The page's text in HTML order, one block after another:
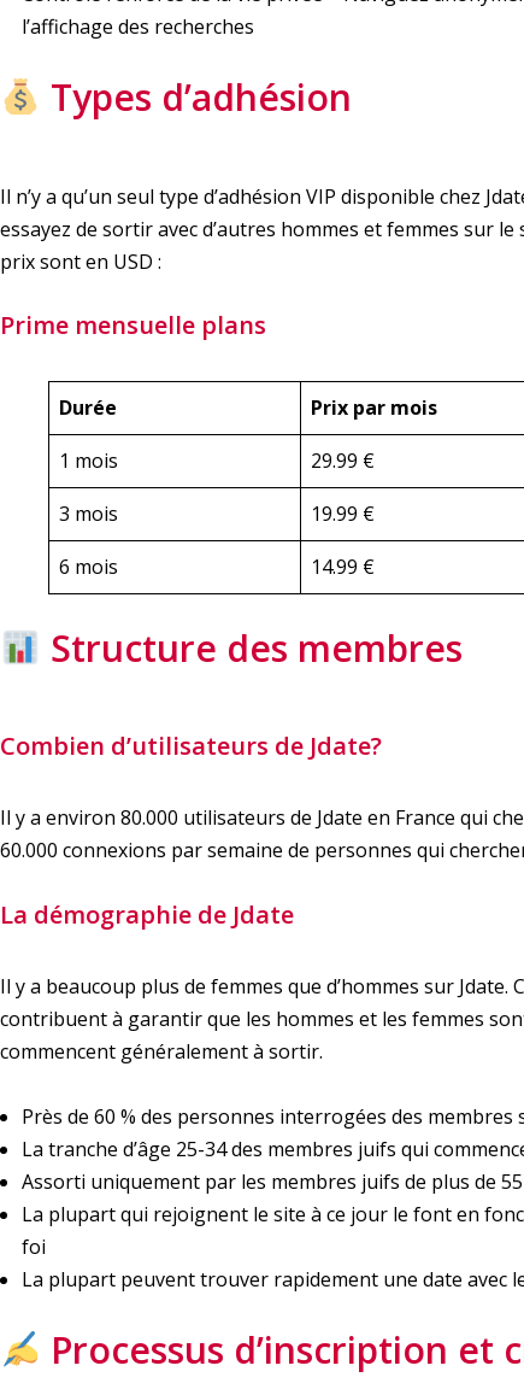
l’affichage des recherches
Types d’adhésion
Il n’y a qu’un seul type d’adhésion VIP disponible chez
essayez de sortir avec d’autres hommes et femmes sur
prix sont en USD :
Prime mensuelle plans
Durée Prix par mois
1 mois
29.99 €
3 mois
19.99 €
6 mois
14.99 €
Structure des membres
Combien d’utilisateurs de Jdate?
Il y a environ 80.000 utilisateurs de Jdate en France qui
60.000 connexions par semaine de personnes qui
La démographie de Jdate
Il y a beaucoup plus de femmes que d’hommes sur
contribuent à garantir que les hommes et les femmes
commencent généralement à sortir.
Près de 60 % des personnes interrogées des membres
La tranche d’âge 25-34 des membres juifs qui
Assorti uniquement par les membres juifs de plus de
La plupart qui rejoignent le site à ce jour le font en
foi
La plupart peuvent trouver rapidement une date avec
Processus d’inscription et